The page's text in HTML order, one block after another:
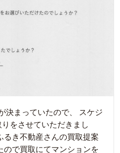
決まっていたので、 スケジ
をさせていただきまし
るき不動産さんの買取提案
ので買取にてマンションを